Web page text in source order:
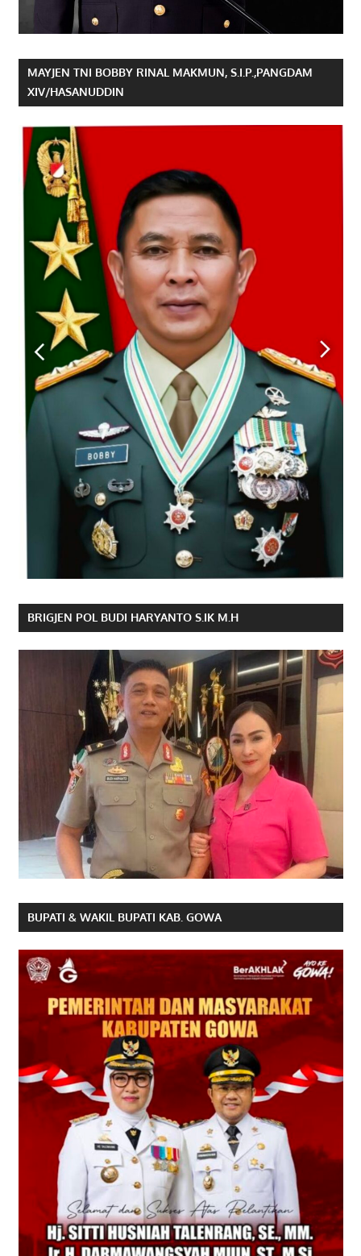
MAYJEN TNI BOBBY RINAL MAKMUN, S.I.P.,PANGDAM
XIV/HASANUDDIN
BRIGJEN POL BUDI HARYANTO S.IK M.H
BUPATI & WAKIL BUPATI KAB. GOWA